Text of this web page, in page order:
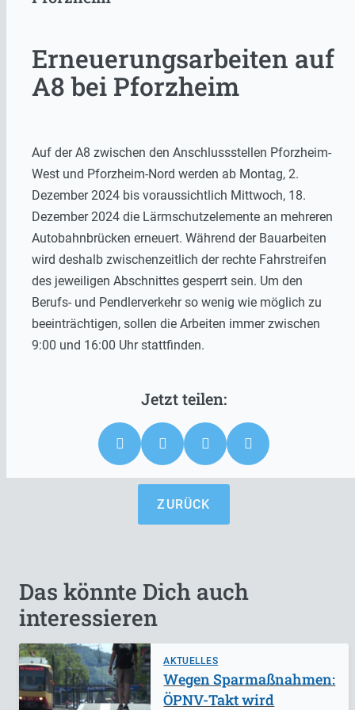
Erneuerungsarbeiten auf
A8 bei Pforzheim
Auf der A8 zwischen den Anschlussstellen Pforzheim-
West und Pforzheim-Nord werden ab Montag, 2.
Dezember 2024 bis voraussichtlich Mittwoch, 18.
Dezember 2024 die Lärmschutzelemente an mehreren
Autobahnbrücken erneuert. Während der Bauarbeiten
wird deshalb zwischenzeitlich der rechte Fahrstreifen
des jeweiligen Abschnittes gesperrt sein. Um den
Berufs- und Pendlerverkehr so wenig wie möglich zu
beeinträchtigen, sollen die Arbeiten immer zwischen
9:00 und 16:00 Uhr stattfinden.
ZURÜCK
Das könnte Dich auch
interessieren
AKTUELLES
Wegen Sparmaßnahmen:
ÖPNV-Takt wird